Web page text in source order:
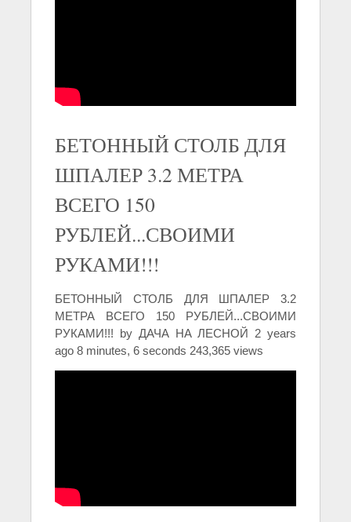
БЕТОННЫЙ СТОЛБ ДЛЯ
ШПАЛЕР 3.2 МЕТРА
ВСЕГО 150
РУБЛЕЙ...СВОИМИ
РУКАМИ!!!
БЕТОННЫЙ СТОЛБ ДЛЯ ШПАЛЕР 3.2
МЕТРА ВСЕГО 150 РУБЛЕЙ...СВОИМИ
РУКАМИ!!! by ДАЧА НА ЛЕСНОЙ 2 years
ago 8 minutes, 6 seconds 243,365 views